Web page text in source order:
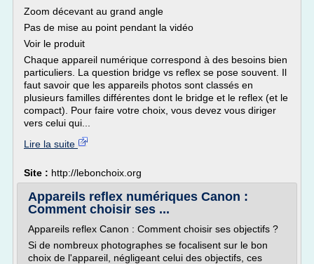
Zoom décevant au grand angle
Pas de mise au point pendant la vidéo
Voir le produit
Chaque appareil numérique correspond à des besoins bien
particuliers. La question bridge vs reflex se pose souvent. Il
faut savoir que les appareils photos sont classés en
plusieurs familles différentes dont le bridge et le reflex (et le
compact). Pour faire votre choix, vous devez vous diriger
vers celui qui...
Lire la suite
Site : http://lebonchoix.org
Appareils reflex numériques Canon :
Comment choisir ses ...
Appareils reflex Canon : Comment choisir ses objectifs ?
Si de nombreux photographes se focalisent sur le bon
choix de l'appareil, négligeant celui des objectifs, ces